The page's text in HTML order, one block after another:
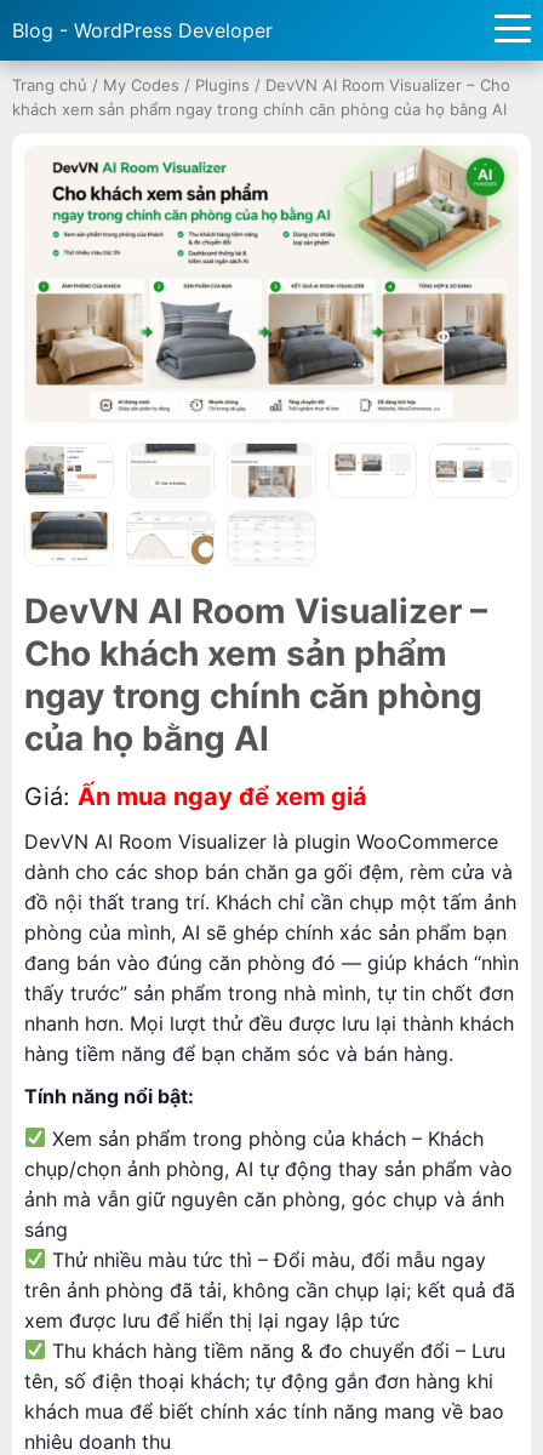
Blog - WordPress Developer
Trang chủ / My Codes / Plugins / DevVN AI Room Visualizer – Cho
khách xem sản phẩm ngay trong chính căn phòng của họ bằng AI
DevVN AI Room Visualizer –
Cho khách xem sản phẩm
ngay trong chính căn phòng
của họ bằng AI
Giá: Ấn mua ngay để xem giá
DevVN AI Room Visualizer là plugin WooCommerce
dành cho các shop bán chăn ga gối đệm, rèm cửa và
đồ nội thất trang trí. Khách chỉ cần chụp một tấm ảnh
phòng của mình, AI sẽ ghép chính xác sản phẩm bạn
đang bán vào đúng căn phòng đó — giúp khách “nhìn
thấy trước” sản phẩm trong nhà mình, tự tin chốt đơn
nhanh hơn. Mọi lượt thử đều được lưu lại thành khách
hàng tiềm năng để bạn chăm sóc và bán hàng.
Tính năng nổi bật:
Xem sản phẩm trong phòng của khách – Khách
chụp/chọn ảnh phòng, AI tự động thay sản phẩm vào
ảnh mà vẫn giữ nguyên căn phòng, góc chụp và ánh
sáng
Thử nhiều màu tức thì – Đổi màu, đổi mẫu ngay
trên ảnh phòng đã tải, không cần chụp lại; kết quả đã
xem được lưu để hiển thị lại ngay lập tức
Thu khách hàng tiềm năng & đo chuyển đổi – Lưu
tên, số điện thoại khách; tự động gắn đơn hàng khi
khách mua để biết chính xác tính năng mang về bao
nhiêu doanh thu